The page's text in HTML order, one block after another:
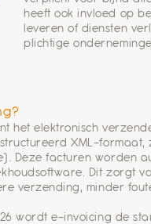
heeft ook invloed op
leveren of diensten
plichtige
het elektronisch
XML-formaat,
Deze facturen worden
Dit zorgt
verzending, minder
wordt e-invoicing de